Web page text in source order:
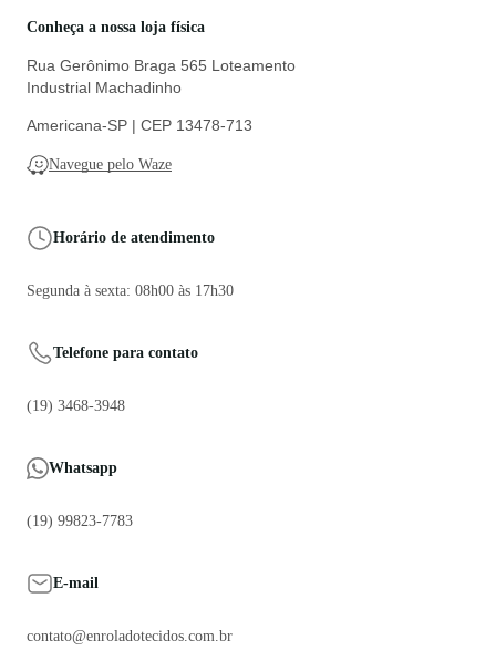
Conheça a nossa loja física
Rua Gerônimo Braga 565 Loteamento
Industrial Machadinho
Americana-SP | CEP 13478-713
Navegue pelo Waze
Horário de atendimento
Segunda à sexta: 08h00 às 17h30
Telefone para contato
(19) 3468-3948
Whatsapp
(19) 99823-7783
E-mail
contato@enroladotecidos.com.br